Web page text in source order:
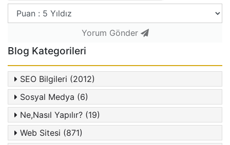
Yorum Gönder
Blog Kategorileri
SEO Bilgileri (2012)
Sosyal Medya (6)
Ne,Nasıl Yapılır? (19)
Web Sitesi (871)